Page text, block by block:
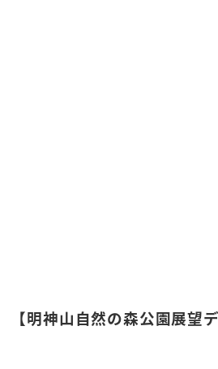
【明神山自然の森公園展望